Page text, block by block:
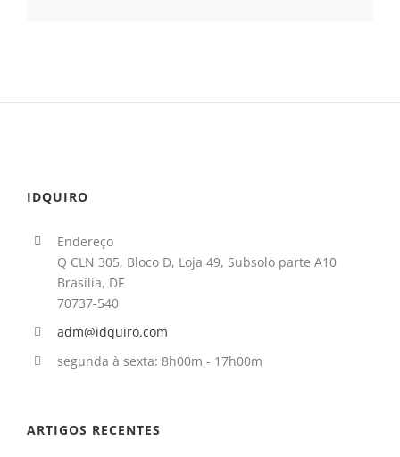
IDQUIRO
Endereço
Q CLN 305, Bloco D, Loja 49, Subsolo parte A10
Brasília, DF
70737-540
adm@idquiro.com
segunda à sexta: 8h00m - 17h00m
ARTIGOS RECENTES